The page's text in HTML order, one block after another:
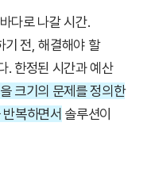
다로 나갈 시간.
기 전, 해결해야 할
. 한정된 시간과 예산
크기의 문제를 정의한
복하면서 솔루션이